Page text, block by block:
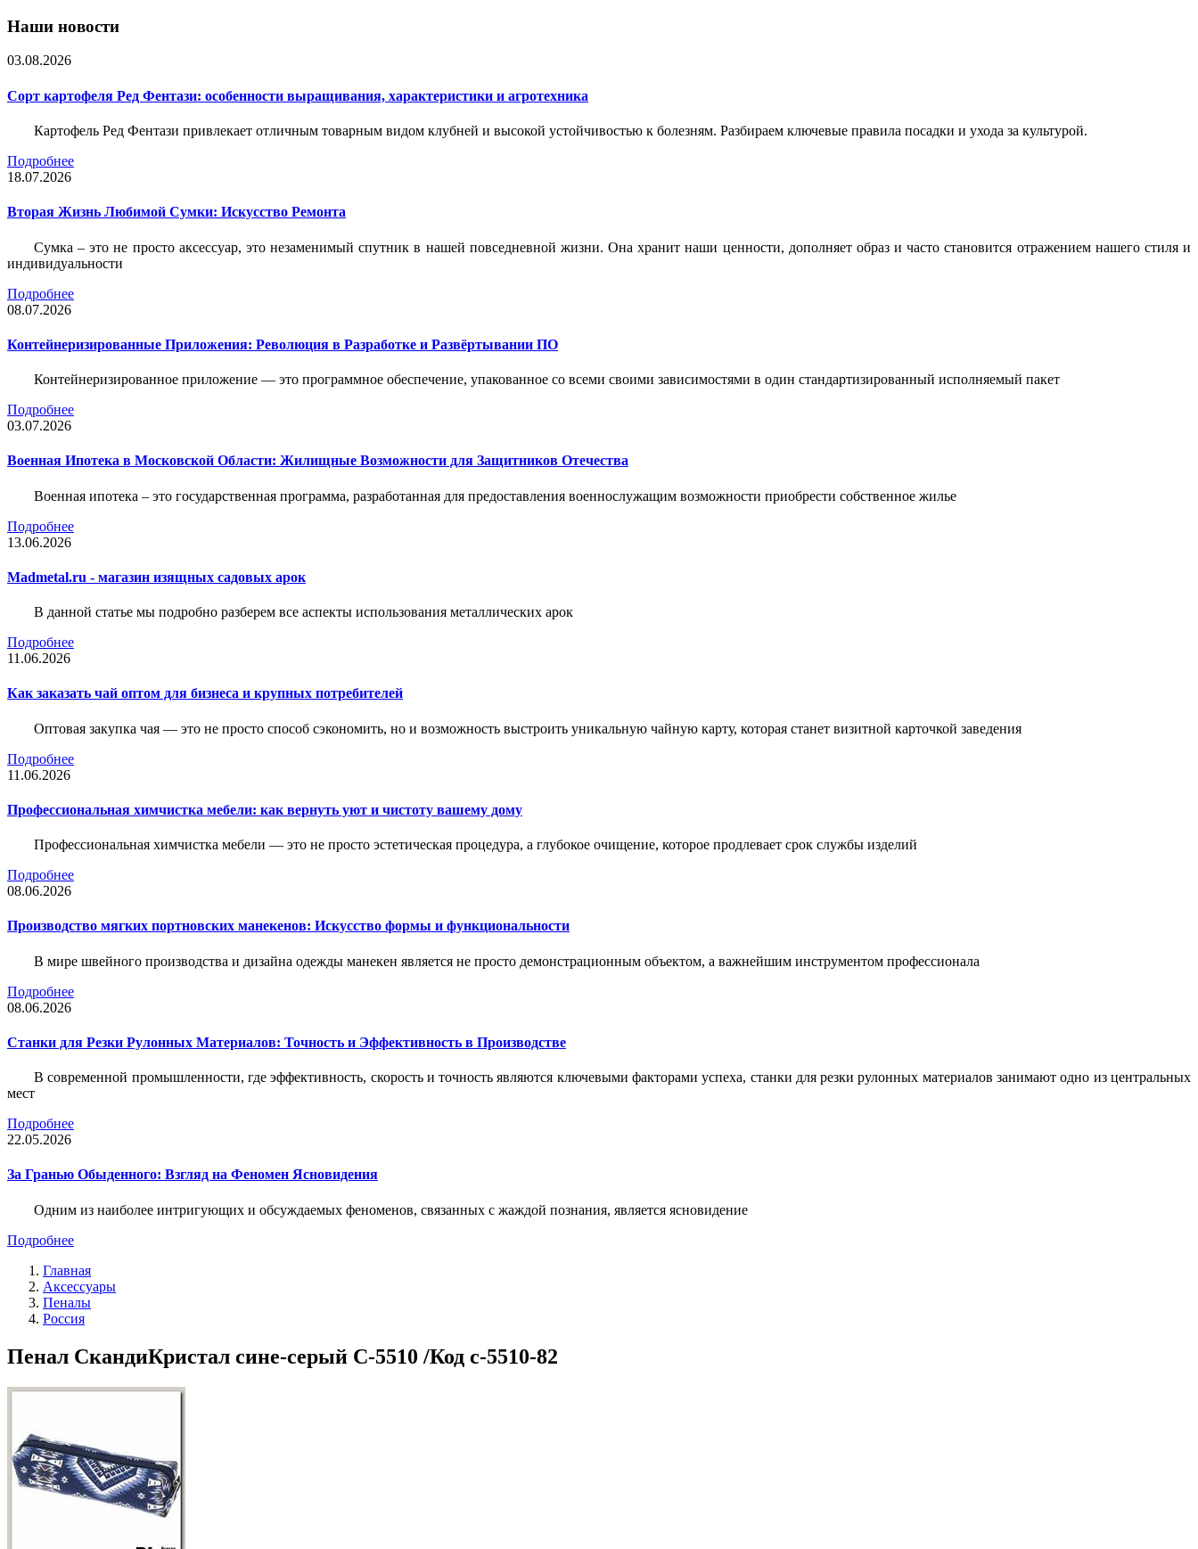
Наши новости
03.08.2026
Сорт картофеля Ред Фентази: особенности выращивания, характеристики и агротехника
Картофель Ред Фентази привлекает отличным товарным видом клубней и высокой устойчивостью к болезням. Разбираем ключевые правила посадки и ухода за культурой.
Подробнее
18.07.2026
Вторая Жизнь Любимой Сумки: Искусство Ремонта
Сумка – это не просто аксессуар, это незаменимый спутник в нашей повседневной жизни. Она хранит наши ценности, дополняет образ и часто становится отражением нашего стиля и
индивидуальности
Подробнее
08.07.2026
Контейнеризированные Приложения: Революция в Разработке и Развёртывании ПО
Контейнеризированное приложение — это программное обеспечение, упакованное со всеми своими зависимостями в один стандартизированный исполняемый пакет
Подробнее
03.07.2026
Военная Ипотека в Московской Области: Жилищные Возможности для Защитников Отечества
Военная ипотека – это государственная программа, разработанная для предоставления военнослужащим возможности приобрести собственное жилье
Подробнее
13.06.2026
Madmetal.ru - магазин изящных садовых арок
В данной статье мы подробно разберем все аспекты использования металлических арок
Подробнее
11.06.2026
Как заказать чай оптом для бизнеса и крупных потребителей
Оптовая закупка чая — это не просто способ сэкономить, но и возможность выстроить уникальную чайную карту, которая станет визитной карточкой заведения
Подробнее
11.06.2026
Профессиональная химчистка мебели: как вернуть уют и чистоту вашему дому
Профессиональная химчистка мебели — это не просто эстетическая процедура, а глубокое очищение, которое продлевает срок службы изделий
Подробнее
08.06.2026
Производство мягких портновских манекенов: Искусство формы и функциональности
В мире швейного производства и дизайна одежды манекен является не просто демонстрационным объектом, а важнейшим инструментом профессионала
Подробнее
08.06.2026
Станки для Резки Рулонных Материалов: Точность и Эффективность в Производстве
В современной промышленности, где эффективность, скорость и точность являются ключевыми факторами успеха, станки для резки рулонных материалов занимают одно из центральных
мест
Подробнее
22.05.2026
За Гранью Обыденного: Взгляд на Феномен Ясновидения
Одним из наиболее интригующих и обсуждаемых феноменов, связанных с жаждой познания, является ясновидение
Подробнее
Главная
Аксессуары
Пеналы
Россия
Пенал СкандиКристал сине-серый С-5510 /Код с-5510-82